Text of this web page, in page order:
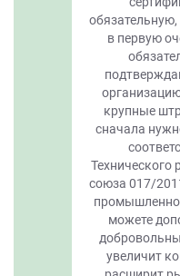
в первую
крупные
сначала
Технического
союза 017/
можете
увеличит